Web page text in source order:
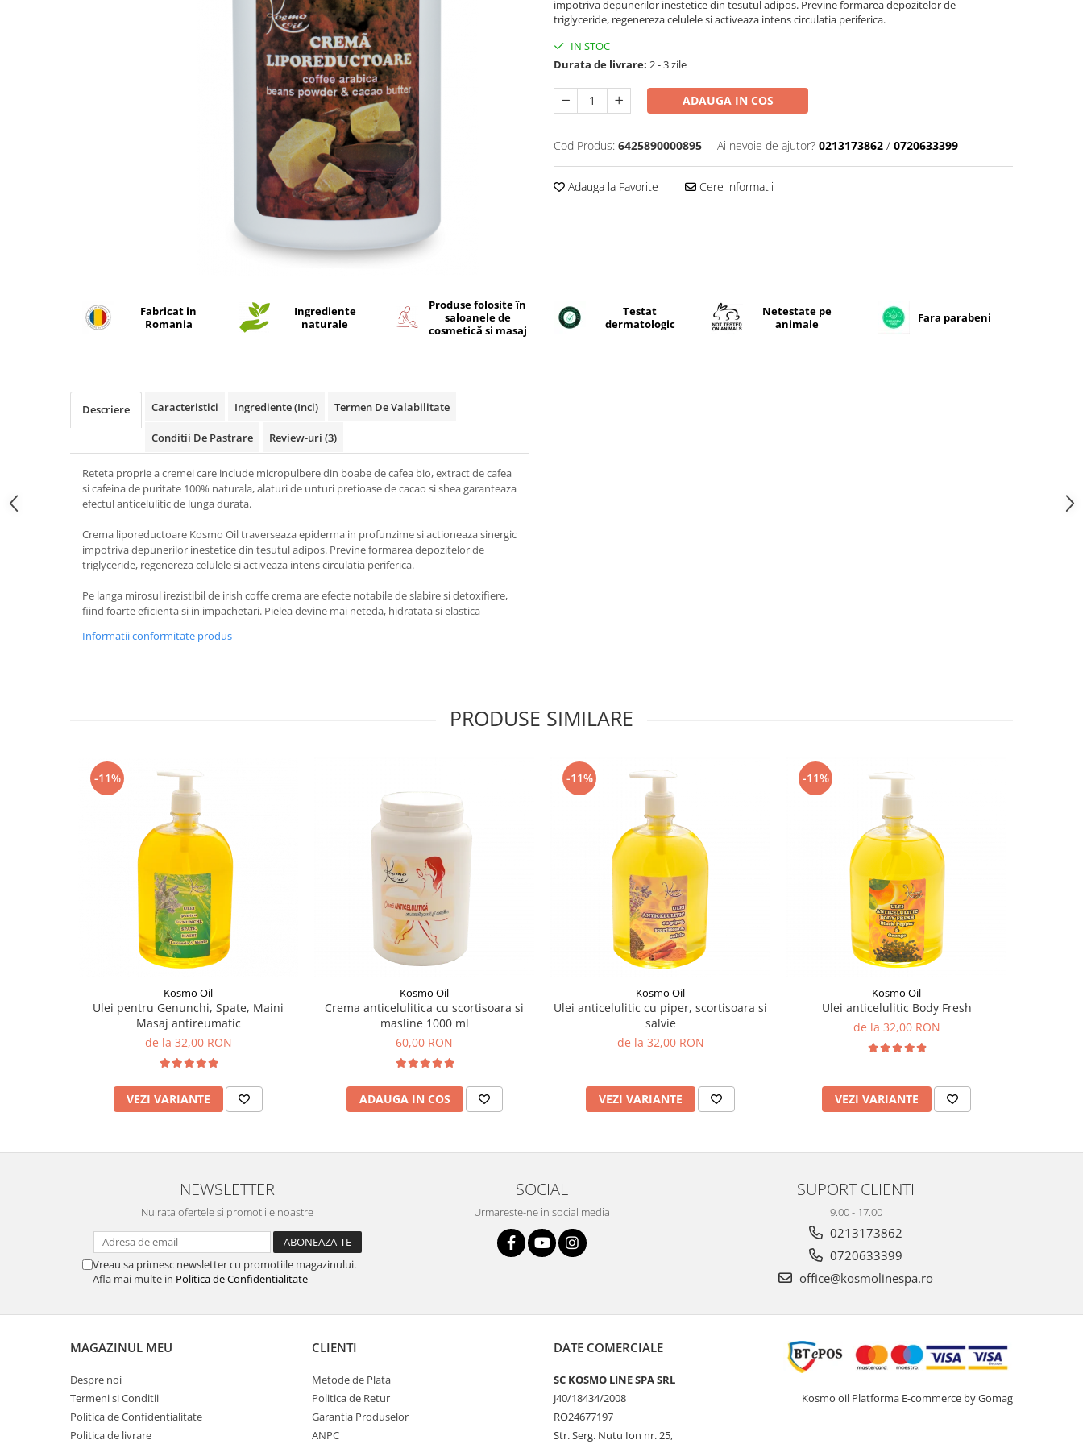
impotriva depunerilor inestetice din tesutul adipos. Previne formarea depozitelor de
triglyceride, regenereza celulele si activeaza intens circulatia periferica.
IN STOC
Durata de livrare: 2 - 3 zile
ADAUGA IN COS
Cod Produs: 6425890000895 Ai nevoie de ajutor? 0213173862 / 0720633399
Adauga la Favorite Cere informatii
Fabricat in
Romania
Ingrediente
naturale
Produse folosite în
saloanele de
cosmetică si masaj
Testat
dermatologic
Netestate pe
animale
Fara parabeni
Descriere Caracteristici Ingrediente (Inci) Termen De Valabilitate
Conditii De Pastrare Review-uri (3)
Reteta proprie a cremei care include micropulbere din boabe de cafea bio, extract de cafea
si cafeina de puritate 100% naturala, alaturi de unturi pretioase de cacao si shea garanteaza
efectul anticelulitic de lunga durata.
Crema liporeductoare Kosmo Oil traverseaza epiderma in profunzime si actioneaza sinergic
impotriva depunerilor inestetice din tesutul adipos. Previne formarea depozitelor de
triglyceride, regenereza celulele si activeaza intens circulatia periferica.
Pe langa mirosul irezistibil de irish coffe crema are efecte notabile de slabire si detoxifiere,
fiind foarte eficienta si in impachetari. Pielea devine mai neteda, hidratata si elastica
Informatii conformitate produs
PRODUSE SIMILARE
-11%
Kosmo Oil
Ulei pentru Genunchi, Spate, Maini
Masaj antireumatic
de la 32,00 RON
VEZI VARIANTE
Kosmo Oil
Crema anticelulitica cu scortisoara si
masline 1000 ml
60,00 RON
ADAUGA IN COS
-11%
Kosmo Oil
Ulei anticelulitic cu piper, scortisoara si
salvie
de la 32,00 RON
VEZI VARIANTE
-11%
Kosmo Oil
Ulei anticelulitic Body Fresh
de la 32,00 RON
VEZI VARIANTE
NEWSLETTER
Nu rata ofertele si promotiile noastre
Vreau sa primesc newsletter cu promotiile magazinului.
Afla mai multe in Politica de Confidentialitate
SOCIAL
Urmareste-ne in social media
SUPORT CLIENTI
9.00 - 17.00
0213173862
0720633399
office@kosmolinespa.ro
MAGAZINUL MEU
Despre noi
Termeni si Conditii
Politica de Confidentialitate
Politica de livrare
CLIENTI
Metode de Plata
Politica de Retur
Garantia Produselor
ANPC
DATE COMERCIALE
SC KOSMO LINE SPA SRL
J40/18434/2008
RO24677197
Str. Serg. Nutu Ion nr. 25,
Kosmo oil Platforma E-commerce by Gomag